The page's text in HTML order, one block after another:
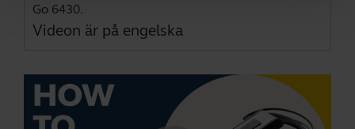
Go 6430.
Videon är på engelska